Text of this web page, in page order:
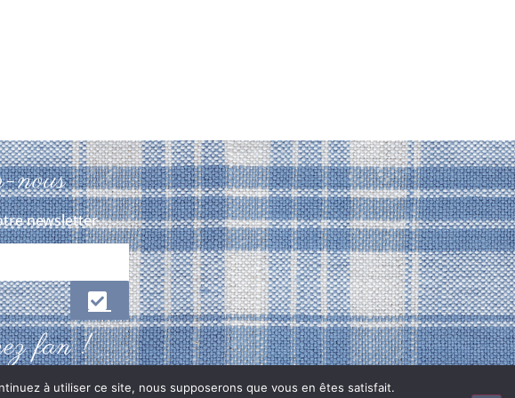
nous
newsletter
fan !
à utiliser ce site, nous supposerons que vous en êtes satisfait.